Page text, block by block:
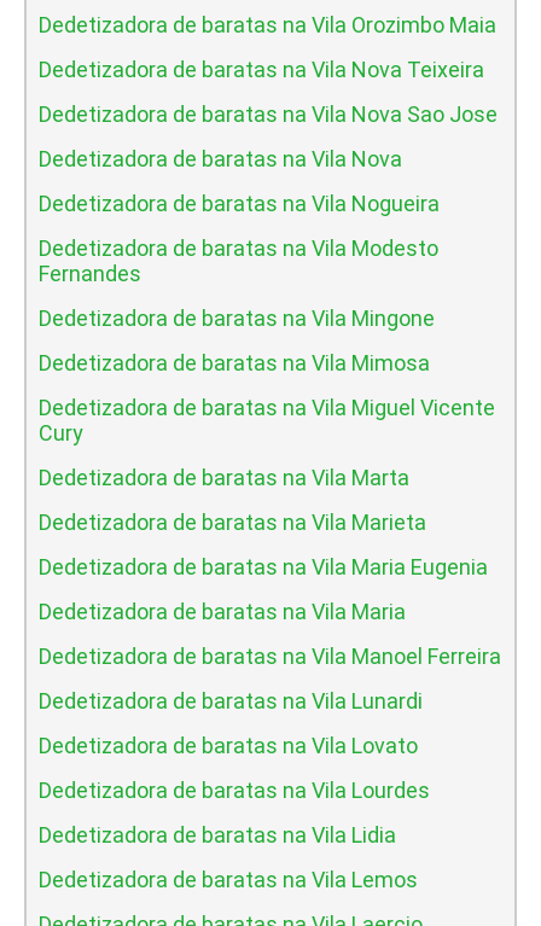
Dedetizadora de baratas na Vila Orozimbo Maia
Dedetizadora de baratas na Vila Nova Teixeira
Dedetizadora de baratas na Vila Nova Sao Jose
Dedetizadora de baratas na Vila Nova
Dedetizadora de baratas na Vila Nogueira
Dedetizadora de baratas na Vila Modesto
Fernandes
Dedetizadora de baratas na Vila Mingone
Dedetizadora de baratas na Vila Mimosa
Dedetizadora de baratas na Vila Miguel Vicente
Cury
Dedetizadora de baratas na Vila Marta
Dedetizadora de baratas na Vila Marieta
Dedetizadora de baratas na Vila Maria Eugenia
Dedetizadora de baratas na Vila Maria
Dedetizadora de baratas na Vila Manoel Ferreira
Dedetizadora de baratas na Vila Lunardi
Dedetizadora de baratas na Vila Lovato
Dedetizadora de baratas na Vila Lourdes
Dedetizadora de baratas na Vila Lidia
Dedetizadora de baratas na Vila Lemos